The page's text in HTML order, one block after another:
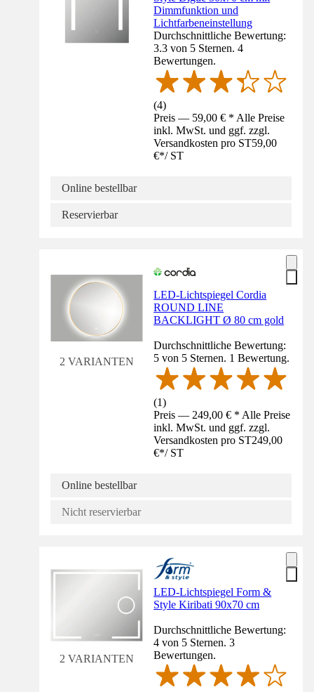
Dimmfunktion und
Lichtfarbeneinstellung
Durchschnittliche Bewertung:
3.3 von 5 Sternen. 4
Bewertungen.
(4)
Preis — 59,00 € * Alle Preise
inkl. MwSt. und ggf. zzgl.
Versandkosten pro ST59,00
€*/ ST
Online bestellbar
Reservierbar
2 VARIANTEN
LED-Lichtspiegel Cordia
ROUND LINE
BACKLIGHT Ø 80 cm gold
Durchschnittliche Bewertung:
5 von 5 Sternen. 1 Bewertung.
(1)
Preis — 249,00 € * Alle Preise
inkl. MwSt. und ggf. zzgl.
Versandkosten pro ST249,00
€*/ ST
Online bestellbar
Nicht reservierbar
2 VARIANTEN
LED-Lichtspiegel Form &
Style Kiribati 90x70 cm
Durchschnittliche Bewertung:
4 von 5 Sternen. 3
Bewertungen.